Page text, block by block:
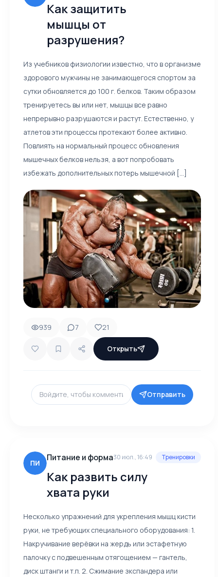
Как защитить
мышцы от
разрушения?
Из учебников физиологии известно, что в организме
здорового мужчины не занимающегося спортом за
сутки обновляется до 100 г. белков. Таким образом
тренируетесь вы или нет, мышцы все равно
непрерывно разрушаются и растут. Естественно, у
атлетов эти процессы протекают более активно.
Повлиять на нормальный процесс обновления
мышечных белков нельзя, а вот попробовать
избежать дополнительных потерь мышечной [...]
939 7 21
Открыть
Отправить
ПИ
Питание и форма30 июл., 16:49
Как развить силу
хвата руки
Тренировки
Несколько упражнений для укрепления мышц кисти
руки, не требующих специального оборудования: 1.
Накручивание верёвки на жердь или эстафетную
палочку с подвешенным отягощением — гантель,
диск штанги и т.п. 2. Сжимание зкспандера или